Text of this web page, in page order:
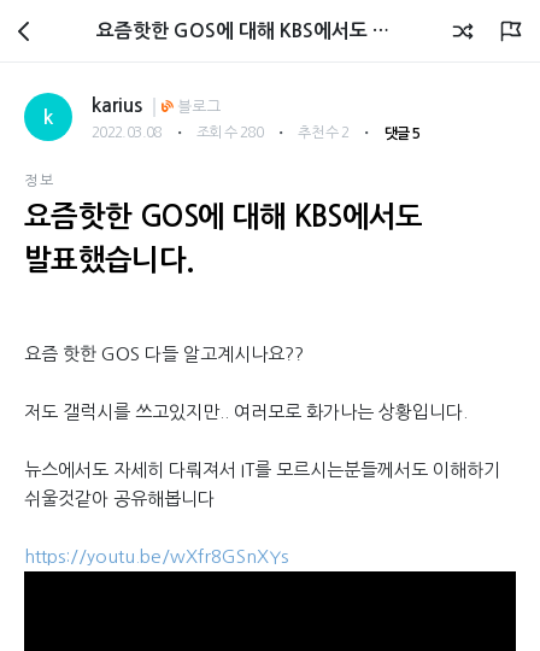
회원광장 요즘핫한 GOS에 대해 KBS에서도 발표했습니다.
k
karius 블로그
2022.03.08 ・ 조회 수 280 ・ 추천 수 2 ・ 댓글 5
정보
요즘핫한 GOS에 대해 KBS에서도
발표했습니다.
요즘 핫한 GOS 다들 알고계시나요??
저도 갤럭시를 쓰고있지만.. 여러모로 화가나는 상황입니다.
뉴스에서도 자세히 다뤄져서 IT를 모르시는분들께서도 이해하기
쉬울것같아 공유해봅니다
https://youtu.be/wXfr8GSnXYs